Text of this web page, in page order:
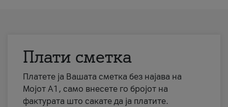
Плати сметка
Платете ја Вашата сметка без најава на
Мојот А1, само внесете го бројот на
фактурата што сакате да ја платите.